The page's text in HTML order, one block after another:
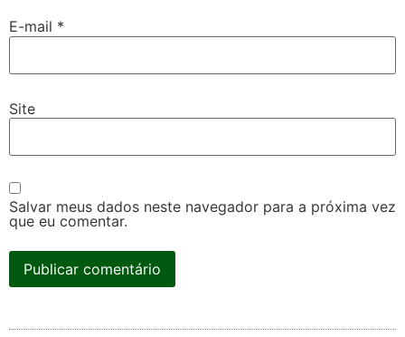
E-mail *
Site
Salvar meus dados neste navegador para a próxima vez
que eu comentar.